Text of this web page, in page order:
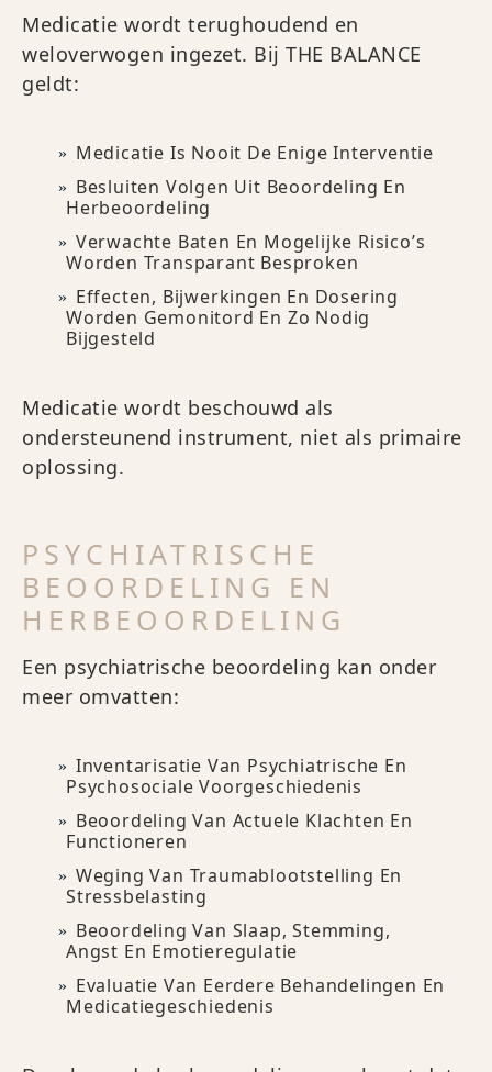
Medicatie wordt terughoudend en
weloverwogen ingezet. Bij THE BALANCE
geldt:
Medicatie Is Nooit De Enige Interventie
Besluiten Volgen Uit Beoordeling En
Herbeoordeling
Verwachte Baten En Mogelijke Risico’s
Worden Transparant Besproken
Effecten, Bijwerkingen En Dosering
Worden Gemonitord En Zo Nodig
Bijgesteld
Medicatie wordt beschouwd als
ondersteunend instrument, niet als primaire
oplossing.
PSYCHIATRISCHE
BEOORDELING EN
HERBEOORDELING
Een psychiatrische beoordeling kan onder
meer omvatten:
Inventarisatie Van Psychiatrische En
Psychosociale Voorgeschiedenis
Beoordeling Van Actuele Klachten En
Functioneren
Weging Van Traumablootstelling En
Stressbelasting
Beoordeling Van Slaap, Stemming,
Angst En Emotieregulatie
Evaluatie Van Eerdere Behandelingen En
Medicatiegeschiedenis